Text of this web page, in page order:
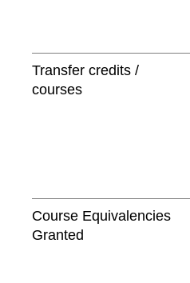
Transfer credits /
courses
Course Equivalencies
Granted